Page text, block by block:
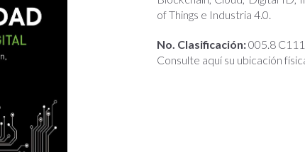
of Things e Industria 4.0.
No. Clasificación:005.8 C111
Consulte aquí su ubicación